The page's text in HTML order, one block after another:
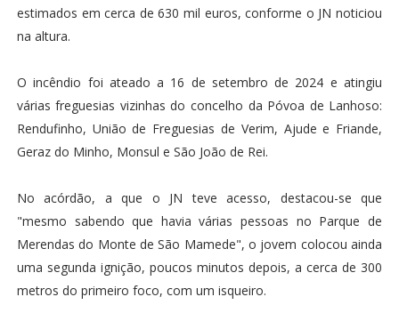
estimados em cerca de 630 mil euros, conforme o JN noticiou
na altura.
O incêndio foi ateado a 16 de setembro de 2024 e atingiu
várias freguesias vizinhas do concelho da Póvoa de Lanhoso:
Rendufinho, União de Freguesias de Verim, Ajude e Friande,
Geraz do Minho, Monsul e São João de Rei.
No acórdão, a que o JN teve acesso, destacou-se que
"mesmo sabendo que havia várias pessoas no Parque de
Merendas do Monte de São Mamede", o jovem colocou ainda
uma segunda ignição, poucos minutos depois, a cerca de 300
metros do primeiro foco, com um isqueiro.